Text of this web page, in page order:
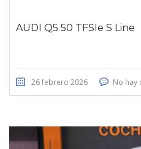
AUDI Q5 50 TFSIe S Line
26 febrero 2026 No hay